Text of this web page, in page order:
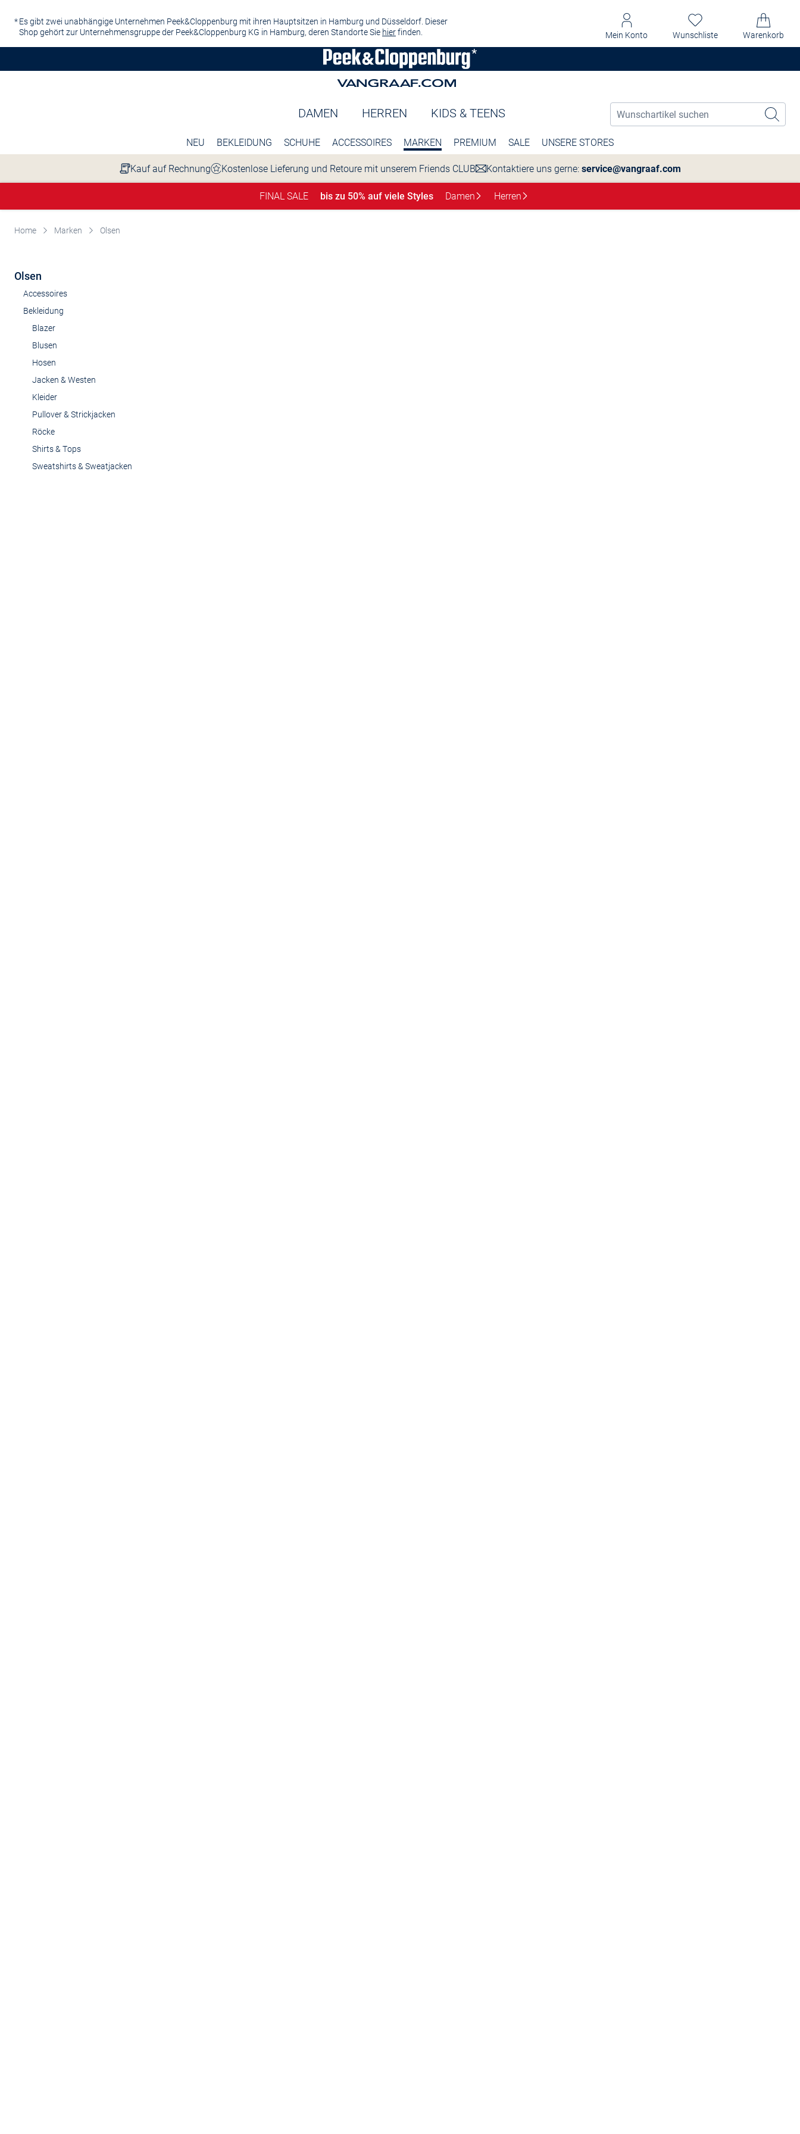
Es gibt zwei unabhängige Unternehmen Peek&Cloppenburg mit ihren Hauptsitzen in Hamburg und Düsseldorf. Dieser
Shop gehört zur Unternehmensgruppe der Peek&Cloppenburg KG in Hamburg, deren Standorte Sie hierfinden. Mein Konto Wunschliste Warenkorb
DAMEN HERREN KIDS & TEENS
NEU BEKLEIDUNG SCHUHE ACCESSOIRES MARKEN PREMIUM SALE UNSERE STORES
Kauf auf Rechnung Kostenlose Lieferung und Retoure mit unserem Friends CLUB Kontaktiere uns gerne: service@vangraaf.com
FINAL SALE bis zu 50% auf viele Styles Damen Herren
Home Marken Olsen
Olsen
Accessoires
Bekleidung
Blazer
Blusen
Hosen
Jacken & Westen
Kleider
Pullover & Strickjacken
Röcke
Shirts & Tops
Sweatshirts & Sweatjacken